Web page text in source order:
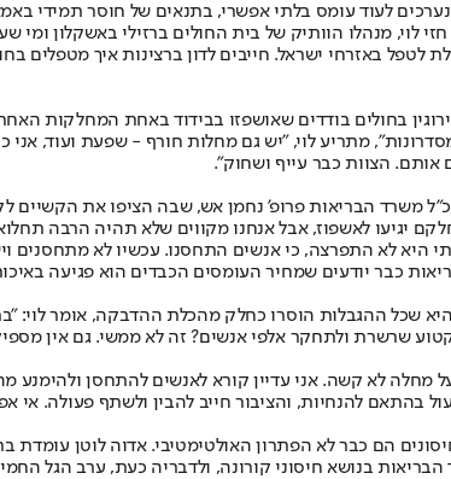
לעוד עומס בלתי אפשרי, בתנאים של חוסר תמידי
לוי, מנהלו הוותיק של בית החולים ברזילי באשקלון
לטפל באזרחי ישראל. חייבים לדון ברצינות איך
בחולים בודדים שאושפזו בבידוד באחת המחלקות
תפוסה, אין לי מקום לגפרור במסדרונות", מתריע לוי, "יש גם מחלות
אותם. הצוות כבר עייף ושחוק".
משרד הבריאות פרופ' נחמן אש, שבה הציפו את
יגיעו לאשפוז, אבל אנחנו מקווים שלא תהיה הרבה
היא לא התפרצה, כי אנשים התחסנו. עכשיו לא מתחסנים
כבר יודעים שמחיר העומסים הכבדים הוא פגיעה
שכל ההגבלות הוסרו כחלק מהכלת ההדבקה, אומר לוי:
לא קשה. אני עדיין קורא לאנשים להתחסן
להנחיות, והציבור חייב להבין ולשתף פעולה. אי
הם כבר לא הפתרון האולטימטיבי. אדוה לוטן
בנושא חיסוני קורונה, ולדבריה כעת, ערב הגל